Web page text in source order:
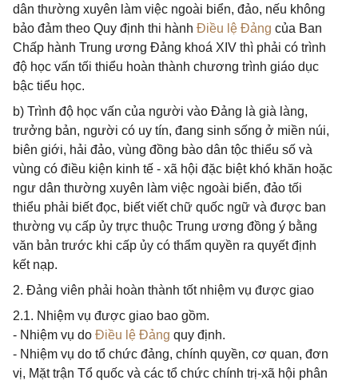
dân thường xuyên làm việc ngoài biển, đảo, nếu không
bảo đảm theo Quy định thi hành Điều lệ Đảng của Ban
Chấp hành Trung ương Đảng khoá XIV thì phải có trình
độ học vấn tối thiểu hoàn thành chương trình giáo dục
bậc tiểu học.
b) Trình độ học vấn của người vào Đảng là già làng,
trưởng bản, người có uy tín, đang sinh sống ở miền núi,
biên giới, hải đảo, vùng đồng bào dân tộc thiểu số và
vùng có điều kiện kinh tế - xã hội đặc biệt khó khăn hoặc
ngư dân thường xuyên làm việc ngoài biển, đảo tối
thiểu phải biết đọc, biết viết chữ quốc ngữ và được ban
thường vụ cấp ủy trực thuộc Trung ương đồng ý bằng
văn bản trước khi cấp ủy có thẩm quyền ra quyết định
kết nạp.
2. Đảng viên phải hoàn thành tốt nhiệm vụ được giao
2.1. Nhiệm vụ được giao bao gồm.
- Nhiệm vụ do Điều lệ Đảng quy định.
- Nhiệm vụ do tổ chức đảng, chính quyền, cơ quan, đơn
vị, Mặt trận Tổ quốc và các tổ chức chính trị-xã hội phân